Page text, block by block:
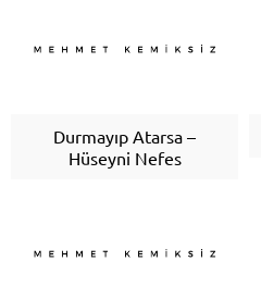
Durmayıp Atarsa –
Hüseyni Nefes